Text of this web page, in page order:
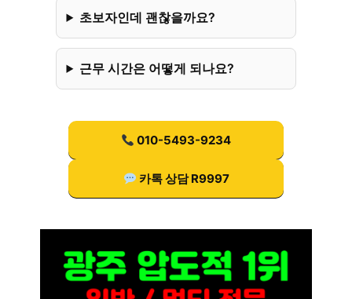
초보자인데 괜찮을까요?
근무 시간은 어떻게 되나요?
010-5493-9234
카톡 상담 R9997